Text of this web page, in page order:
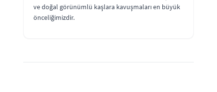
ve doğal görünümlü kaşlara kavuşmaları en büyük
önceliğimizdir.